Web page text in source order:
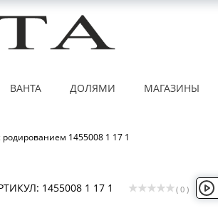
ВАНТА ДОЛЯМИ МАГАЗИНЫ
родированием 1455008 1 17 1
1455008 1 17 1 ( 0 )